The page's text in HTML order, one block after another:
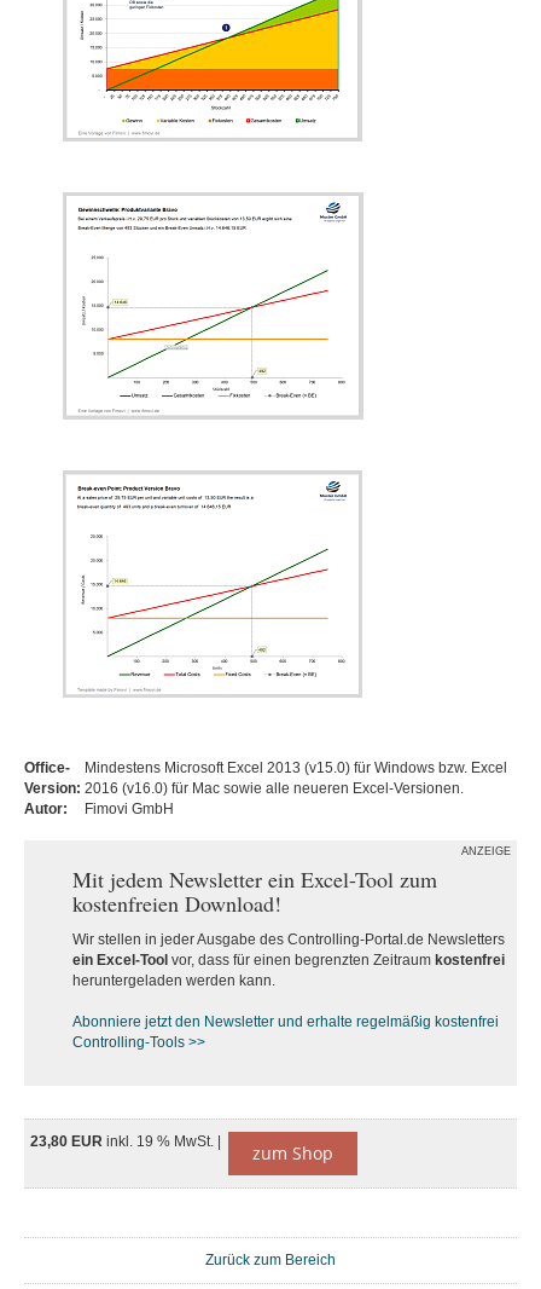
Office-
Version:
Mindestens Microsoft Excel 2013 (v15.0) für Windows bzw. Excel
2016 (v16.0) für Mac sowie alle neueren Excel-Versionen.
Autor:
Fimovi GmbH
ANZEIGE
Mit jedem Newsletter ein Excel-Tool zum
kostenfreien Download!
Wir stellen in jeder Ausgabe des Controlling-Portal.de Newsletters
ein Excel-Tool vor, dass für einen begrenzten Zeitraum kostenfrei
heruntergeladen werden kann.
Abonniere jetzt den Newsletter und erhalte regelmäßig kostenfrei
Controlling-Tools >>
23,80 EUR inkl. 19 % MwSt. | zum Shop
Zurück zum Bereich